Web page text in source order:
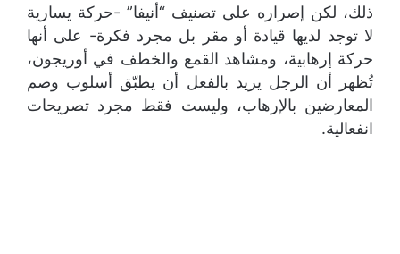
ذلك، لكن إصراره على تصنيف “أنيفا” -حركة يسارية
لا توجد لديها قيادة أو مقر بل مجرد فكرة- على أنها
حركة إرهابية، ومشاهد القمع والخطف في أوريجون،
تُظهر أن الرجل يريد بالفعل أن يطبّق أسلوب وصم
المعارضين بالإرهاب، وليست فقط مجرد تصريحات
انفعالية.